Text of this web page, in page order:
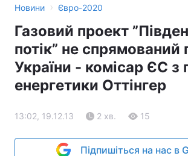
Новини › Євро-2020
Газовий проект
потік” не спрямований
України - комісар ЄС з
енергетики Оттінгер
13:02, 19.12.13 2 хв. 15
Підпишіться на нас в